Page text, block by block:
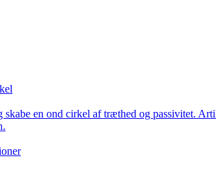
en ond cirkel af træthed og passivitet.